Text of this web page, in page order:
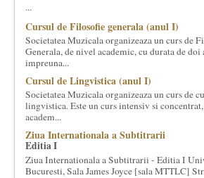
cei care il finantateaza sunt in rubricile de mai
...
Cursul de Filosofie generala (anul I)
Societatea Muzicala organizeaza un curs de
Generala, de nivel academic, cu durata de doi
impreuna...
Cursul de Lingvistica (anul I)
Societatea Muzicala organizeaza un curs de
lingvistica. Este un curs intensiv si
academ...
Ziua Internationala a Subtitrarii
Editia I
Ziua Internationala a Subtitrarii - Editia I
Bucuresti, Sala James Joyce [sala MTTLC]